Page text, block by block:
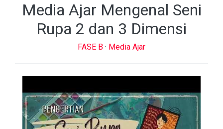
Media Ajar Mengenal Seni
Rupa 2 dan 3 Dimensi
FASE B · Media Ajar